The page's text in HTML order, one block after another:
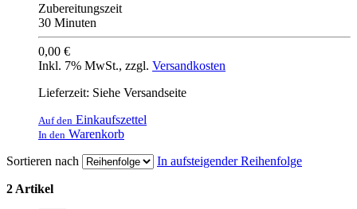
Zubereitungszeit
30 Minuten
0,00 €
Inkl. 7% MwSt., zzgl. Versandkosten
Lieferzeit: Siehe Versandseite
Auf den Einkaufszettel
In den Warenkorb
Sortieren nach
In aufsteigender Reihenfolge
2 Artikel